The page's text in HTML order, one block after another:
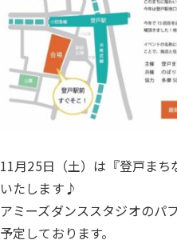
11月25日（土）は『登戸ま
いたします♪
アミーズダンススタジオのパ
予定しております。